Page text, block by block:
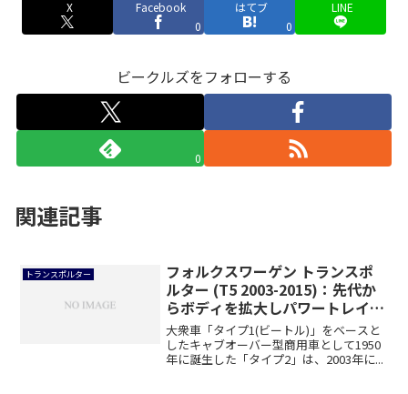
X
Facebook
0
はてブ
0
LINE
ビークルズをフォローする
0
関連記事
トランスポルター
フォルクスワーゲン トランスポ
ルター (T5 2003-2015)：先代か
らボディを拡大しパワートレイン
が進化
大衆車「タイプ1(ビートル)」をベースと
したキャブオーバー型商用車として1950
年に誕生した「タイプ2」は、2003年に...